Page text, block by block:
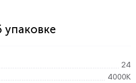
24
4000К